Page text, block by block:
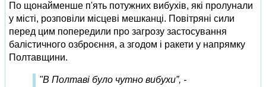
По щонайменше п'ять потужних вибухів, які пролунали
у місті, розповіли місцеві мешканці. Повітряні сили
перед цим попередили про загрозу застосування
балістичного озброєння, а згодом і ракети у напрямку
Полтавщини.
"В Полтаві було чутно вибухи”, -